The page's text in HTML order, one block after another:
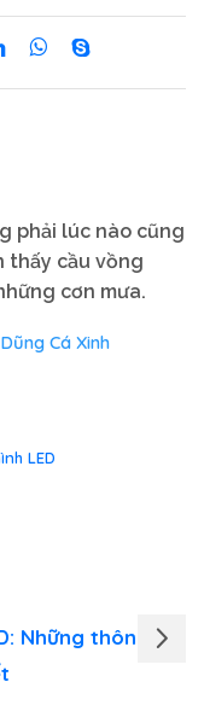
phải lúc nào cũng
thấy cầu vồng
cơn mưa.
Cá Xinh
Những thông tin